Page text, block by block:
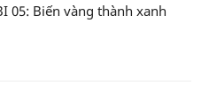
05: Biến vàng thành xanh